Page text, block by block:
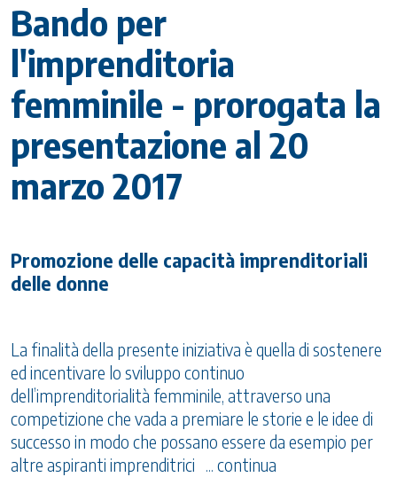
Bando per
l'imprenditoria
femminile - prorogata la
presentazione al 20
marzo 2017
Promozione delle capacità imprenditoriali
delle donne
La finalità della presente iniziativa è quella di sostenere
ed incentivare lo sviluppo continuo
dell’imprenditorialità femminile, attraverso una
competizione che vada a premiare le storie e le idee di
successo in modo che possano essere da esempio per
altre aspiranti imprenditrici ... continua